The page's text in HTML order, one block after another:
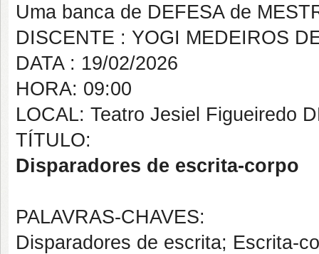
Uma banca de DEFESA de
DISCENTE : YOGI MEDEIROS
DATA : 19/02/2026
HORA: 09:00
LOCAL: Teatro Jesiel Figueiredo
TÍTULO:
Disparadores de escrita-corpo
PALAVRAS-CHAVES:
Disparadores de escrita; Escrita-